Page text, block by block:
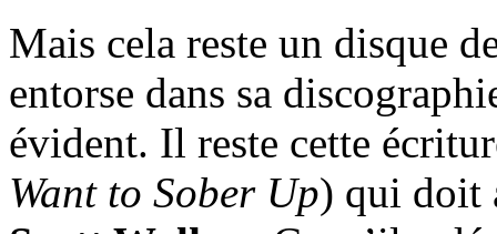
Mais cela reste un disque
entorse dans sa
évident. Il reste cette
Want to Sober Up) qui doit